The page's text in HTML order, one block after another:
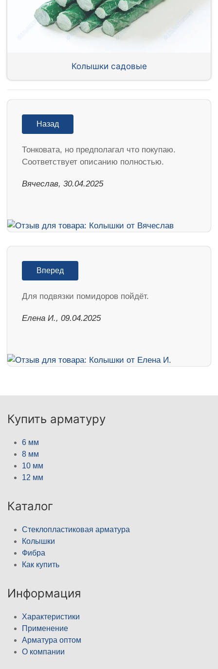
Колышки садовые
Назад
Тонковата, но предполагал что покупаю.
Соответствует описанию полностью.
Вячеслав, 30.04.2025
Вперед
Для подвязки помидоров пойдёт.
Елена И., 09.04.2025
Купить арматуру
6 мм
8 мм
10 мм
12 мм
Каталог
Стеклопластиковая арматура
Колышки
Фибра
Как купить
Информация
Характеристики
Применение
Арматура оптом
О компании